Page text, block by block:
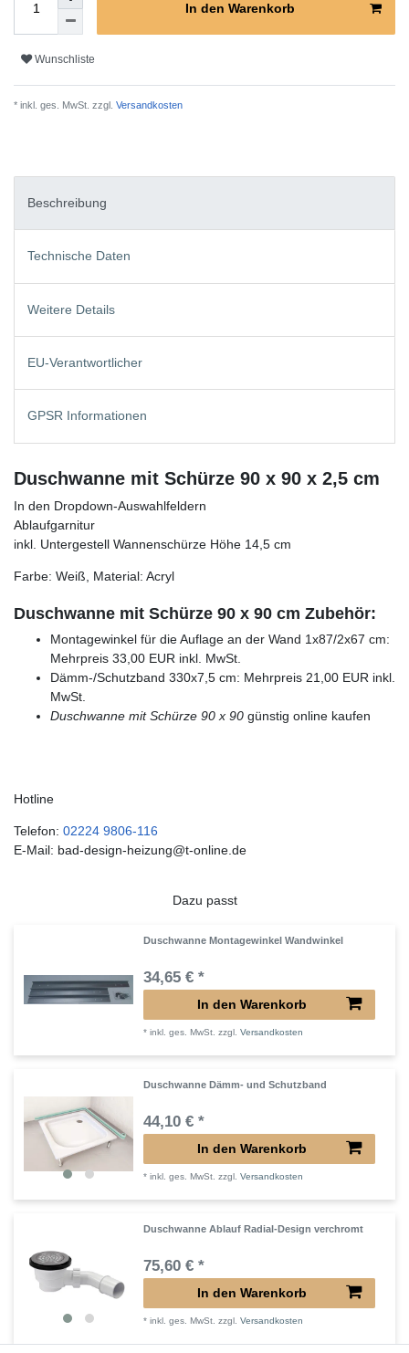
In den Warenkorb
Wunschliste
* inkl. ges. MwSt. zzgl. Versandkosten
Beschreibung
Technische Daten
Weitere Details
EU-Verantwortlicher
GPSR Informationen
Duschwanne mit Schürze 90 x 90 x 2,5 cm
In den Dropdown-Auswahlfeldern
Ablaufgarnitur
inkl. Untergestell Wannenschürze Höhe 14,5 cm
Farbe: Weiß, Material: Acryl
Duschwanne mit Schürze 90 x 90 cm Zubehör:
Montagewinkel für die Auflage an der Wand 1x87/2x67 cm:
Mehrpreis 33,00 EUR inkl. MwSt.
Dämm-/Schutzband 330x7,5 cm: Mehrpreis 21,00 EUR inkl.
MwSt.
Duschwanne mit Schürze 90 x 90 günstig online kaufen
Hotline
Telefon: 02224 9806-116
E-Mail: bad-design-heizung@t-online.de
Dazu passt
Duschwanne Montagewinkel Wandwinkel
34,65 € *
In den Warenkorb
*inkl. ges. MwSt. zzgl.Versandkosten
Duschwanne Dämm- und Schutzband
44,10 € *
In den Warenkorb
*inkl. ges. MwSt. zzgl.Versandkosten
Duschwanne Ablauf Radial-Design verchromt
75,60 € *
In den Warenkorb
*inkl. ges. MwSt. zzgl.Versandkosten